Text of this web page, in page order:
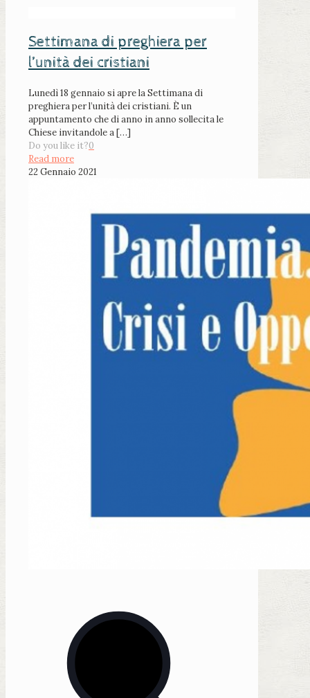
Settimana di preghiera per
l’unità dei cristiani
Lunedì 18 gennaio si apre la Settimana di
preghiera per l’unità dei cristiani. È un
appuntamento che di anno in anno sollecita le
Chiese invitandole a[…]
Do you like it?0
Read more
22 Gennaio 2021